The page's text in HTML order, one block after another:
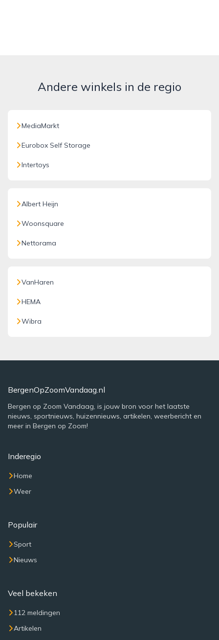
Andere winkels in de regio
MediaMarkt
Eurobox Self Storage
Intertoys
Albert Heijn
Woonsquare
Nettorama
VanHaren
HEMA
Wibra
BergenOpZoomVandaag.nl
Bergen op Zoom Vandaag, is jouw bron voor het laatste
nieuws, sportnieuws, huizennieuws, artikelen, weerbericht en
meer in Bergen op Zoom!
Inderegio
Home
Weer
Populair
Sport
Nieuws
Veel bekeken
112 meldingen
Artikelen